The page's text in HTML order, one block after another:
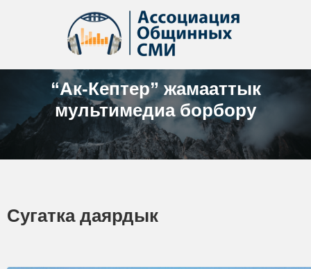
“Ак-Кептер” жамааттык
мультимедиа борбору
Сугатка даярдык